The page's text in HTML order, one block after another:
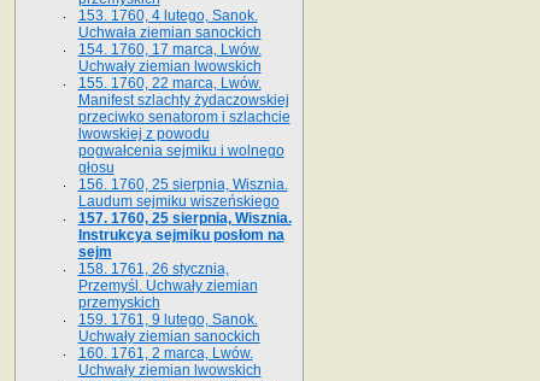
153. 1760, 4 lutego, Sanok.
Uchwała ziemian sanockich
154. 1760, 17 marca, Lwów.
Uchwały ziemian lwowskich
155. 1760, 22 marca, Lwów.
Manifest szlachty żydaczowskiej
przeciwko senatorom i szlachcie
lwowskiej z po­wodu
pogwałcenia sejmiku i wolnego
głosu
156. 1760, 25 sierpnia, Wisznia.
Laudum sejmiku wiszeńskiego
157. 1760, 25 sierpnia, Wisznia.
Instrukcya sejmiku posłom na
sejm
158. 1761, 26 stycznia,
Przemyśl. Uchwały ziemian
przemyskich
159. 1761, 9 lutego, Sanok.
Uchwały ziemian sanockich
160. 1761, 2 marca, Lwów.
Uchwały ziemian lwowskich